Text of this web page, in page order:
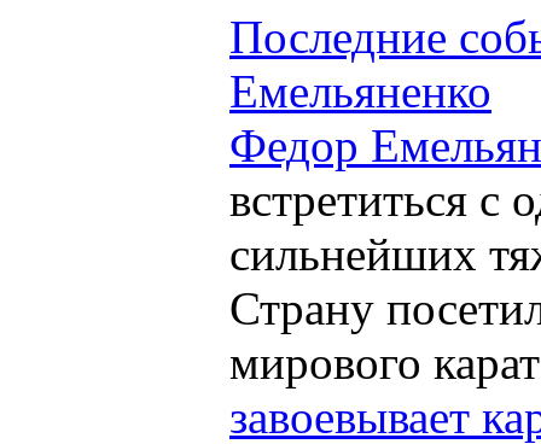
Последние
Емельяненко
Федор
встретиться с
сильнейших
Страну
мирового
завоевывает